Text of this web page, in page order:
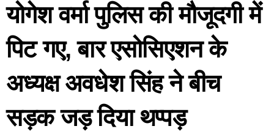
योगेश वर्मा पुलिस की मौजूदगी में
पिट गए, बार एसोसिएशन के
अध्यक्ष अवधेश सिंह ने बीच
सड़क जड़ दिया थप्पड़